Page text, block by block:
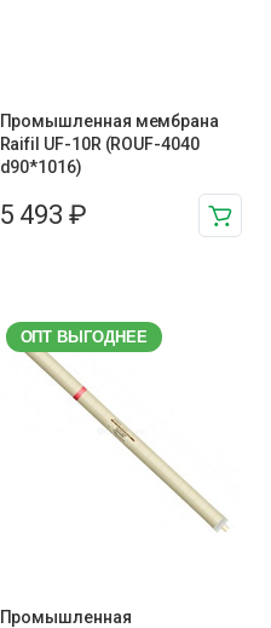
Промышленная мембрана
Raifil UF-10R (ROUF-4040
d90*1016)
5 493₽
ОПТ ВЫГОДНЕЕ
Промышленная